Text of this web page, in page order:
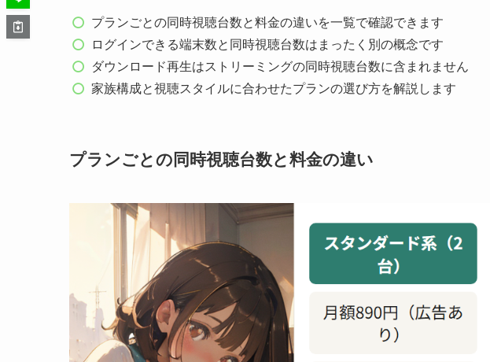
プランごとの同時視聴台数と料金の違いを一覧で確認できます
ログインできる端末数と同時視聴台数はまったく別の概念です
ダウンロード再生はストリーミングの同時視聴台数に含まれません
家族構成と視聴スタイルに合わせたプランの選び方を解説します
プランごとの同時視聴台数と料金の違い